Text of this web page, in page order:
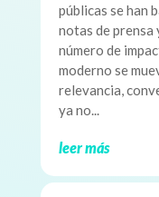
públicas se han
notas de prensa
número de
moderno se
relevancia,
ya no...
leer más